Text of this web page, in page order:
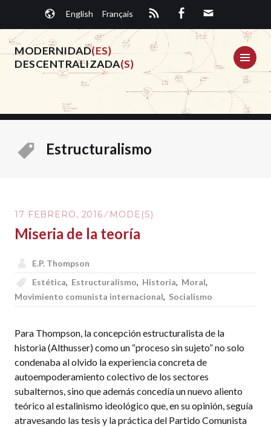
contenido.
English Français
MODERNIDAD(ES)
DESCENTRALIZADA(S)
Estructuralismo
17 FEBRERO, 2016 MODE(S)
Miseria de la teoría
E.P. Thompson
Estética, Estructuralismo, Historia, Moral,
Movimiento comunista internacional, Socialismo
Para Thompson, la concepción estructuralista de la
historia (Althusser) como un “proceso sin sujeto” no solo
condenaba al olvido la experiencia concreta de
autoempoderamiento colectivo de los sectores
subalternos, sino que además concedía un nuevo aliento
teórico al estalinismo ideológico que, en su opinión, seguía
atravesando las tesis y la práctica del Partido Comunista